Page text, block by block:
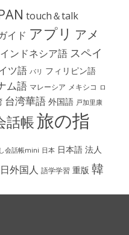
touch＆talk
イド アプリ アメ
インドネシア語 スペイ
ツ語 パリ フィリピン語
ム語 マレーシア メキシコ ロ
台湾華語 外国語 戸加里康
話帳旅の指
会話帳mini 日本 日本語 法人
外国人 語学学習 重版 韓